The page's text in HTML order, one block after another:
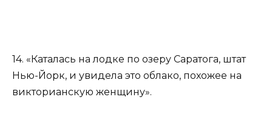
14. «Каталась на лодке по озеру Саратога, штат
Нью-Йорк, и увидела это облако, похожее на
викторианскую женщину».